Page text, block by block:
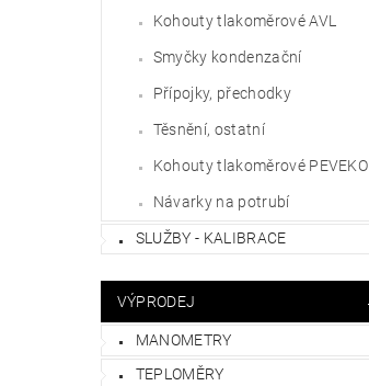
Kohouty tlakoměrové AVL
Smyčky kondenzační
Přípojky, přechodky
Těsnění, ostatní
Kohouty tlakoměrové PEVEKO
Návarky na potrubí
SLUŽBY - KALIBRACE
VÝPRODEJ
MANOMETRY
TEPLOMĚRY